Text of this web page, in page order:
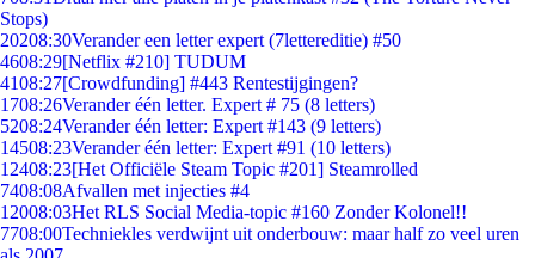
Stops)
20208:30Verander een letter expert (7lettereditie) #50
4608:29[Netflix #210] TUDUM
4108:27[Crowdfunding] #443 Rentestijgingen?
1708:26Verander één letter. Expert # 75 (8 letters)
5208:24Verander één letter: Expert #143 (9 letters)
14508:23Verander één letter: Expert #91 (10 letters)
12408:23[Het Officiële Steam Topic #201] Steamrolled
7408:08Afvallen met injecties #4
12008:03Het RLS Social Media-topic #160 Zonder Kolonel!!
7708:00Techniekles verdwijnt uit onderbouw: maar half zo veel uren